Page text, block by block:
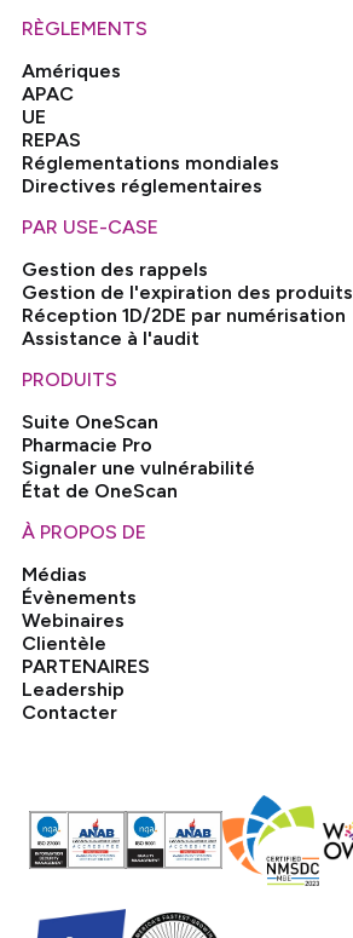
RÈGLEMENTS
Amériques
APAC
UE
REPAS
Réglementations mondiales
Directives réglementaires
PAR USE-CASE
Gestion des rappels
Gestion de l'expiration des produits
Réception 1D/2DE par numérisation
Assistance à l'audit
PRODUITS
Suite OneScan
Pharmacie Pro
Signaler une vulnérabilité
État de OneScan
À PROPOS DE
Médias
Évènements
Webinaires
Clientèle
PARTENAIRES
Leadership
Contacter